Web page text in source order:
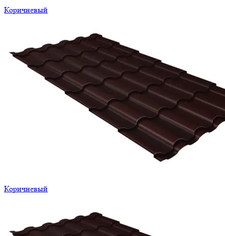
Коричневый
Коричневый